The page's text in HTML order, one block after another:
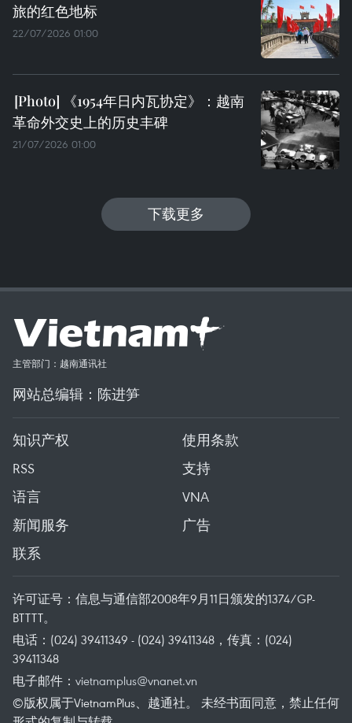
旅的红色地标
22/07/2026 01:00
《1954年日内瓦协定》：越南
革命外交史上的历史丰碑
21/07/2026 01:00
下载更多
主管部门：越南通讯社
网站总编辑：陈进笋
知识产权
使用条款
RSS
支持
语言
VNA
新闻服务
广告
联系
许可证号：信息与通信部2008年9月11日颁发的1374/GP-
BTTTT。
电话：(024) 39411349 - (024) 39411348，传真：(024)
39411348
电子邮件： vietnamplus@vnanet.vn
©版权属于VietnamPlus、越通社。 未经书面同意，禁止任何